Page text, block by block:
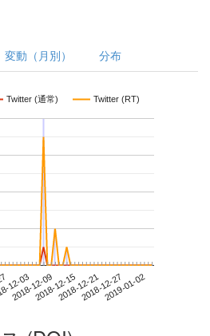
変動（月別） 分布
Twitter (通常) Twitter (RT)
12-03
2018-12-092018-12-152018-12-212018-12-272019-01-02